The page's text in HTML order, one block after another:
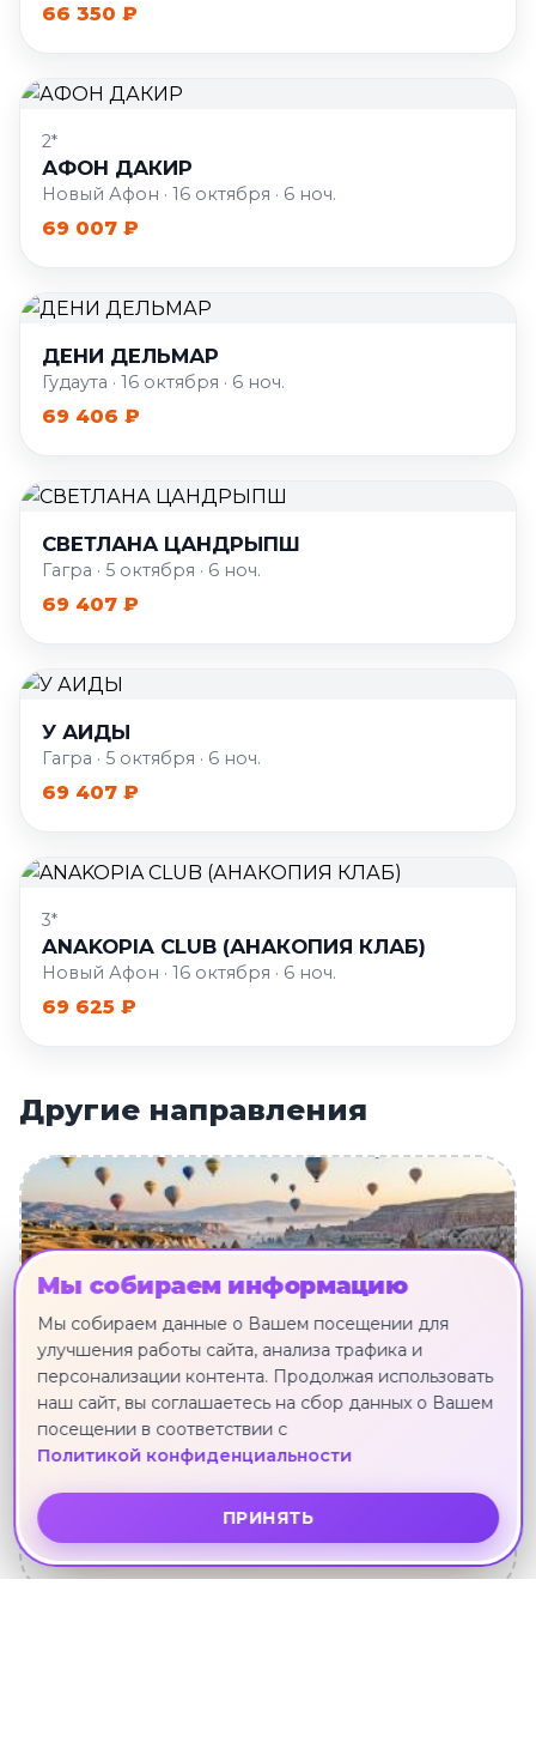
66 350 ₽
2*
АФОН ДАКИР
Новый Афон · 16 октября · 6 ноч.
69 007 ₽
ДЕНИ ДЕЛЬМАР
Гудаута · 16 октября · 6 ноч.
69 406 ₽
СВЕТЛАНА ЦАНДРЫПШ
Гагра · 5 октября · 6 ноч.
69 407 ₽
У АИДЫ
Гагра · 5 октября · 6 ноч.
69 407 ₽
3*
ANAKOPIA CLUB (АНАКОПИЯ КЛАБ)
Новый Афон · 16 октября · 6 ноч.
69 625 ₽
Другие направления
ТУРЦИЯ ИЗ КРАСНОЯРСКА
319 туров · от 72 617 ₽
Смотреть туры
Мы собираем информацию
Мы собираем данные о Вашем посещении для
улучшения работы сайта, анализа трафика и
персонализации контента. Продолжая использовать
наш сайт, вы соглашаетесь на сбор данных о Вашем
посещении в соответствии с
Политикой конфиденциальности
ПРИНЯТЬ